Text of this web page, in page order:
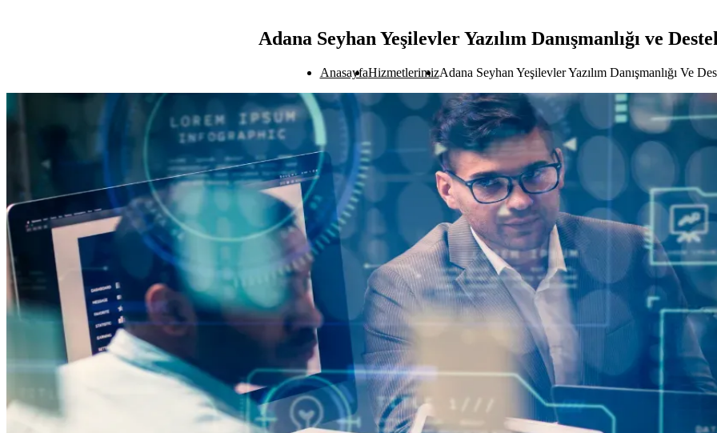
Adana Seyhan Yeşilevler Yazılım Danışmanlığı ve
AnasayfaHizmetlerimizAdana Seyhan Yeşilevler Yazılım Danışmanlığı Ve